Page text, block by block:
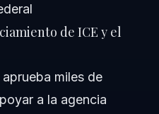
de ICE y el
miles de
a la agencia